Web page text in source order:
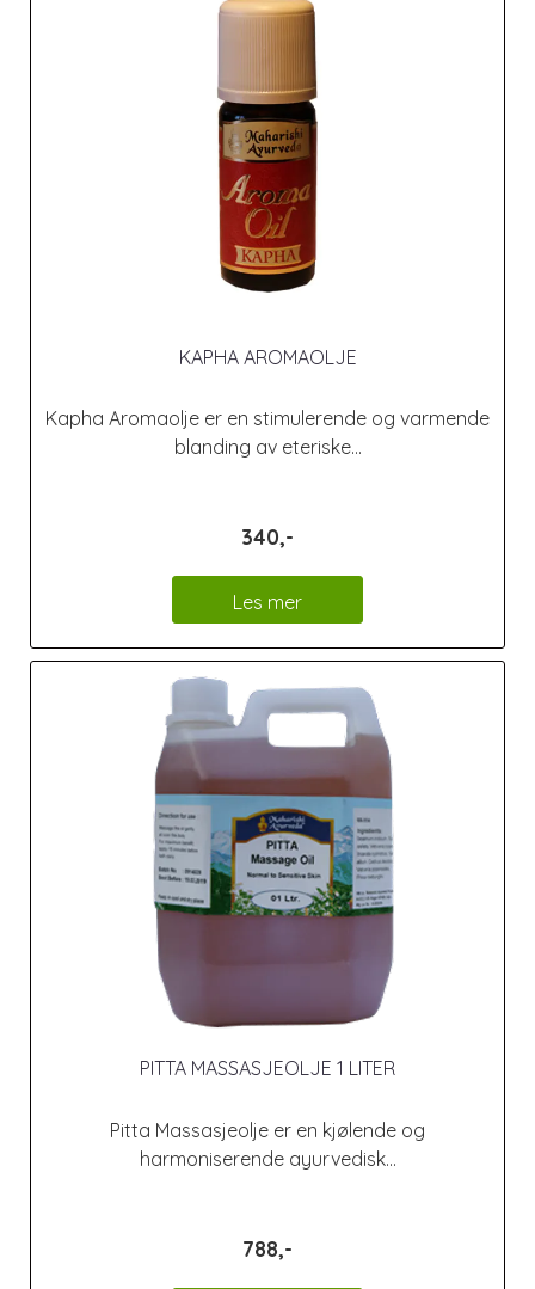
KAPHA AROMAOLJE
Kapha Aromaolje er en stimulerende og varmende
blanding av eteriske...
340,-
Les mer
PITTA MASSASJEOLJE 1 LITER
Pitta Massasjeolje er en kjølende og
harmoniserende ayurvedisk...
788,-